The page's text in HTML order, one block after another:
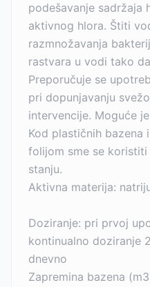
podešavanje sadržaja
aktivnog hlora. Štiti
razmnožavanja
rastvara u vodi tako
Preporučuje se
pri dopunjavanju
intervencije. Moguće
Kod plastičnih bazena
folijom sme se
stanju.
Aktivna materija:
Doziranje: pri prvoj
kontinualno doziranje
dnevno
Zapremina bazena